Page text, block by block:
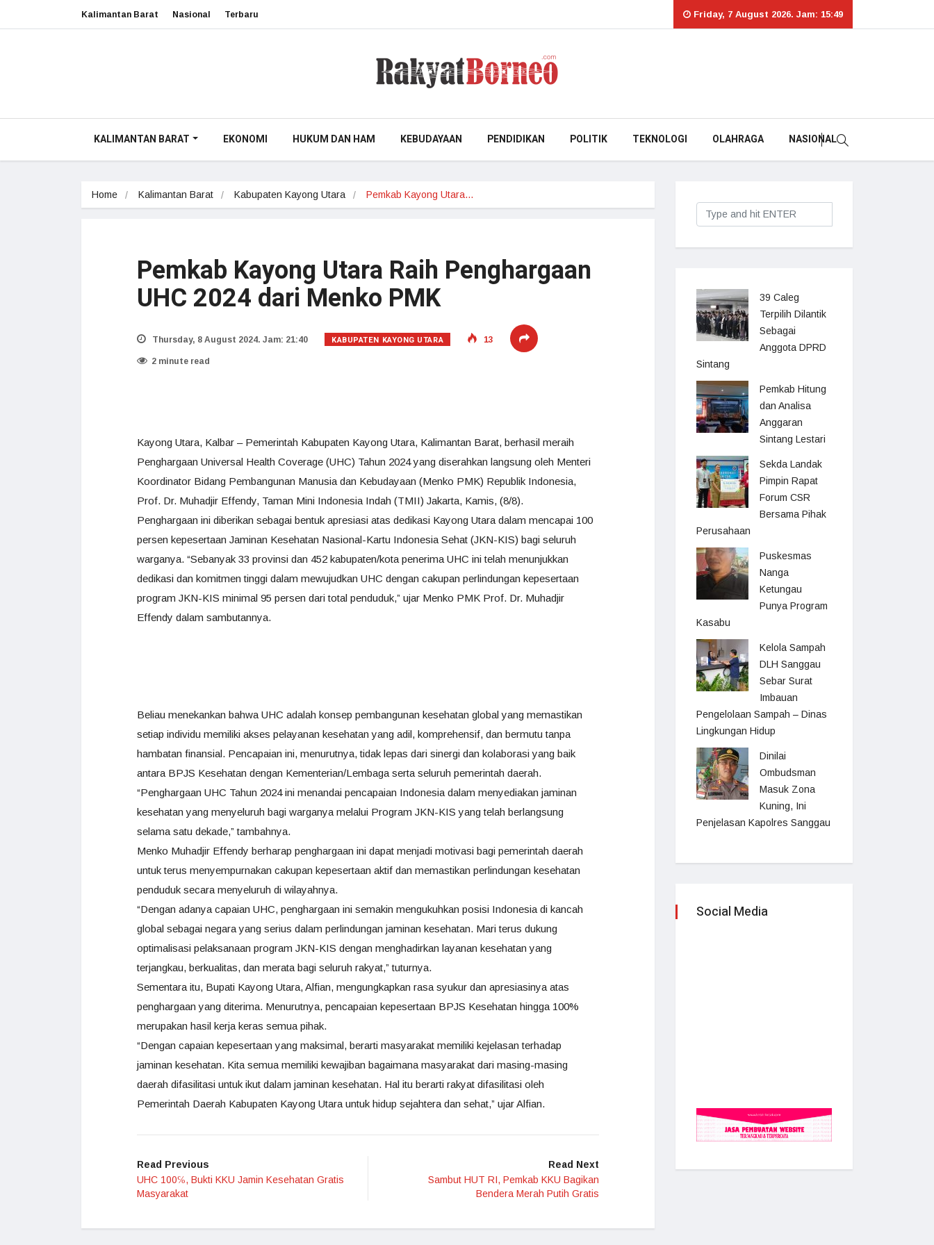
Kalimantan Barat Nasional Terbaru Friday, 7 August 2026. Jam: 15:49
KALIMANTAN BARAT EKONOMI HUKUM DAN HAM KEBUDAYAAN PENDIDIKAN POLITIK TEKNOLOGI OLAHRAGA NASIONAL
Home Kalimantan Barat Kabupaten Kayong Utara Pemkab Kayong Utara…
Pemkab Kayong Utara Raih Penghargaan
UHC 2024 dari Menko PMK
Thursday, 8 August 2024. Jam: 21:40 KABUPATEN KAYONG UTARA 13
2 minute read
Kayong Utara, Kalbar – Pemerintah Kabupaten Kayong Utara, Kalimantan Barat, berhasil meraih
Penghargaan Universal Health Coverage (UHC) Tahun 2024 yang diserahkan langsung oleh Menteri
Koordinator Bidang Pembangunan Manusia dan Kebudayaan (Menko PMK) Republik Indonesia,
Prof. Dr. Muhadjir Effendy, Taman Mini Indonesia Indah (TMII) Jakarta, Kamis, (8/8).
Penghargaan ini diberikan sebagai bentuk apresiasi atas dedikasi Kayong Utara dalam mencapai 100
persen kepesertaan Jaminan Kesehatan Nasional-Kartu Indonesia Sehat (JKN-KIS) bagi seluruh
warganya. “Sebanyak 33 provinsi dan 452 kabupaten/kota penerima UHC ini telah menunjukkan
dedikasi dan komitmen tinggi dalam mewujudkan UHC dengan cakupan perlindungan kepesertaan
program JKN-KIS minimal 95 persen dari total penduduk,” ujar Menko PMK Prof. Dr. Muhadjir
Effendy dalam sambutannya.
Beliau menekankan bahwa UHC adalah konsep pembangunan kesehatan global yang memastikan
setiap individu memiliki akses pelayanan kesehatan yang adil, komprehensif, dan bermutu tanpa
hambatan finansial. Pencapaian ini, menurutnya, tidak lepas dari sinergi dan kolaborasi yang baik
antara BPJS Kesehatan dengan Kementerian/Lembaga serta seluruh pemerintah daerah.
“Penghargaan UHC Tahun 2024 ini menandai pencapaian Indonesia dalam menyediakan jaminan
kesehatan yang menyeluruh bagi warganya melalui Program JKN-KIS yang telah berlangsung
selama satu dekade,” tambahnya.
Menko Muhadjir Effendy berharap penghargaan ini dapat menjadi motivasi bagi pemerintah daerah
untuk terus menyempurnakan cakupan kepesertaan aktif dan memastikan perlindungan kesehatan
penduduk secara menyeluruh di wilayahnya.
“Dengan adanya capaian UHC, penghargaan ini semakin mengukuhkan posisi Indonesia di kancah
global sebagai negara yang serius dalam perlindungan jaminan kesehatan. Mari terus dukung
optimalisasi pelaksanaan program JKN-KIS dengan menghadirkan layanan kesehatan yang
terjangkau, berkualitas, dan merata bagi seluruh rakyat,” tuturnya.
Sementara itu, Bupati Kayong Utara, Alfian, mengungkapkan rasa syukur dan apresiasinya atas
penghargaan yang diterima. Menurutnya, pencapaian kepesertaan BPJS Kesehatan hingga 100%
merupakan hasil kerja keras semua pihak.
“Dengan capaian kepesertaan yang maksimal, berarti masyarakat memiliki kejelasan terhadap
jaminan kesehatan. Kita semua memiliki kewajiban bagaimana masyarakat dari masing-masing
daerah difasilitasi untuk ikut dalam jaminan kesehatan. Hal itu berarti rakyat difasilitasi oleh
Pemerintah Daerah Kabupaten Kayong Utara untuk hidup sejahtera dan sehat,” ujar Alfian.
Read Previous
UHC 100℅, Bukti KKU Jamin Kesehatan Gratis
Masyarakat
Read Next
Sambut HUT RI, Pemkab KKU Bagikan
Bendera Merah Putih Gratis
39 Caleg
Terpilih Dilantik
Sebagai
Anggota DPRD
Sintang
Pemkab Hitung
dan Analisa
Anggaran
Sintang Lestari
Sekda Landak
Pimpin Rapat
Forum CSR
Bersama Pihak
Perusahaan
Puskesmas
Nanga
Ketungau
Punya Program
Kasabu
Kelola Sampah
DLH Sanggau
Sebar Surat
Imbauan
Pengelolaan Sampah – Dinas
Lingkungan Hidup
Dinilai
Ombudsman
Masuk Zona
Kuning, Ini
Penjelasan Kapolres Sanggau
Social Media